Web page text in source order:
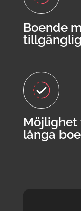
Boende
Möjlighet
långa